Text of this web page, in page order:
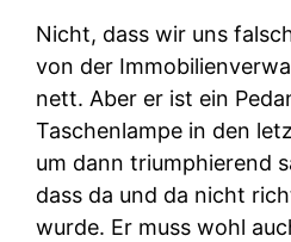
Nicht, dass wir uns
von der
nett. Aber er ist ein
Taschenlampe in den
um dann triumphierend
dass da und da nicht
wurde. Er muss wohl